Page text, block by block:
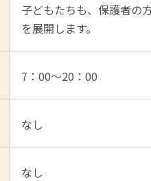
子どもたちも、保護者の
を展開します。
7：00～20：00
なし
なし